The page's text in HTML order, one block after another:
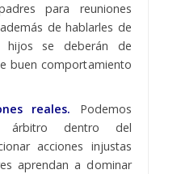
para reuniones
de hablarles de
hijos se deberán de
buen comportamiento
reales. Podemos
dentro del
acciones injustas
aprendan a dominar